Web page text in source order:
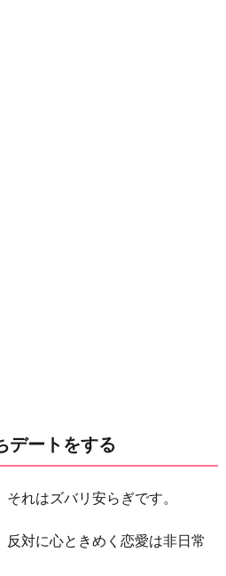
デートをする
れはズバリ安らぎです。
対に心ときめく恋愛は非日常